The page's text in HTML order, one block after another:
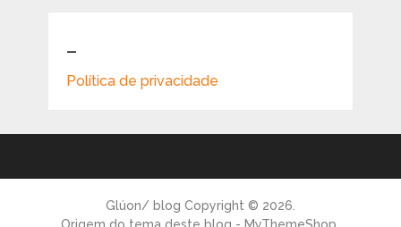
Política de privacidade
Glúon/ blog Copyright © 2026.